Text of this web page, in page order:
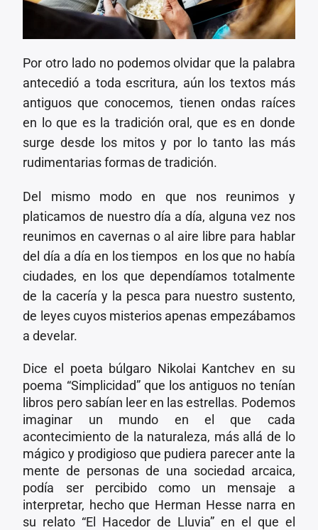
Por otro lado no podemos olvidar que la palabra
antecedió a toda escritura, aún los textos más
antiguos que conocemos, tienen ondas raíces
en lo que es la tradición oral, que es en donde
surge desde los mitos y por lo tanto las más
rudimentarias formas de tradición.
Del mismo modo en que nos reunimos y
platicamos de nuestro día a día, alguna vez nos
reunimos en cavernas o al aire libre para hablar
del día a día en los tiempos en los que no había
ciudades, en los que dependíamos totalmente
de la cacería y la pesca para nuestro sustento,
de leyes cuyos misterios apenas empezábamos
a develar.
Dice el poeta búlgaro Nikolai Kantchev en su
poema “Simplicidad” que los antiguos no tenían
libros pero sabían leer en las estrellas. Podemos
imaginar un mundo en el que cada
acontecimiento de la naturaleza, más allá de lo
mágico y prodigioso que pudiera parecer ante la
mente de personas de una sociedad arcaica,
podía ser percibido como un mensaje a
interpretar, hecho que Herman Hesse narra en
su relato “El Hacedor de Lluvia” en el que el